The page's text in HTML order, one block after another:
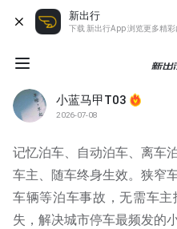
新出行
下载 新出行App 浏览更多精彩
小蓝马甲T03
2026-07-08
记忆泊车、自动泊车、离车
车主、随车终身生效。狭窄
车辆等泊车事故，无需车
失，解决城市停车最频发的